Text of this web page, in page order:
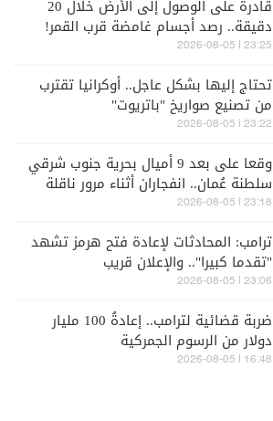
قادرة على الوصول إلى الأرض خلال 20
دقيقة.. رصد أجسام غامضة قرب القمر!
23:25 | 2026-08-05
تحتاج إليها بشكل عاجل.. أوكرانيا تقترب
من تصنيع صواريخ "باتريوت"
23:22 | 2026-08-05
وقعا على بعد 9 أميال بحرية جنوب شرقي
سلطنة عُمان.. انفجاران أثناء مرور ناقلة
نفط في هرمز
23:18 | 2026-08-05
ترامب: المحادثات لإعادة فتح هرمز تشهد
"تقدما كبيرا".. والإعلان قريب
23:06 | 2026-08-05
ضربة قضائية لترامب.. إعادةُ 100 مليار
دولار من الرسوم الجمركية
16:48 | 2026-08-05